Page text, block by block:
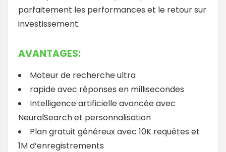
parfaitement les performances et le retour sur
investissement.
AVANTAGES:
Moteur de recherche ultra
rapide avec réponses en millisecondes
Intelligence artificielle avancée avec
NeuralSearch et personnalisation
Plan gratuit généreux avec 10K requêtes et
1M d’enregistrements